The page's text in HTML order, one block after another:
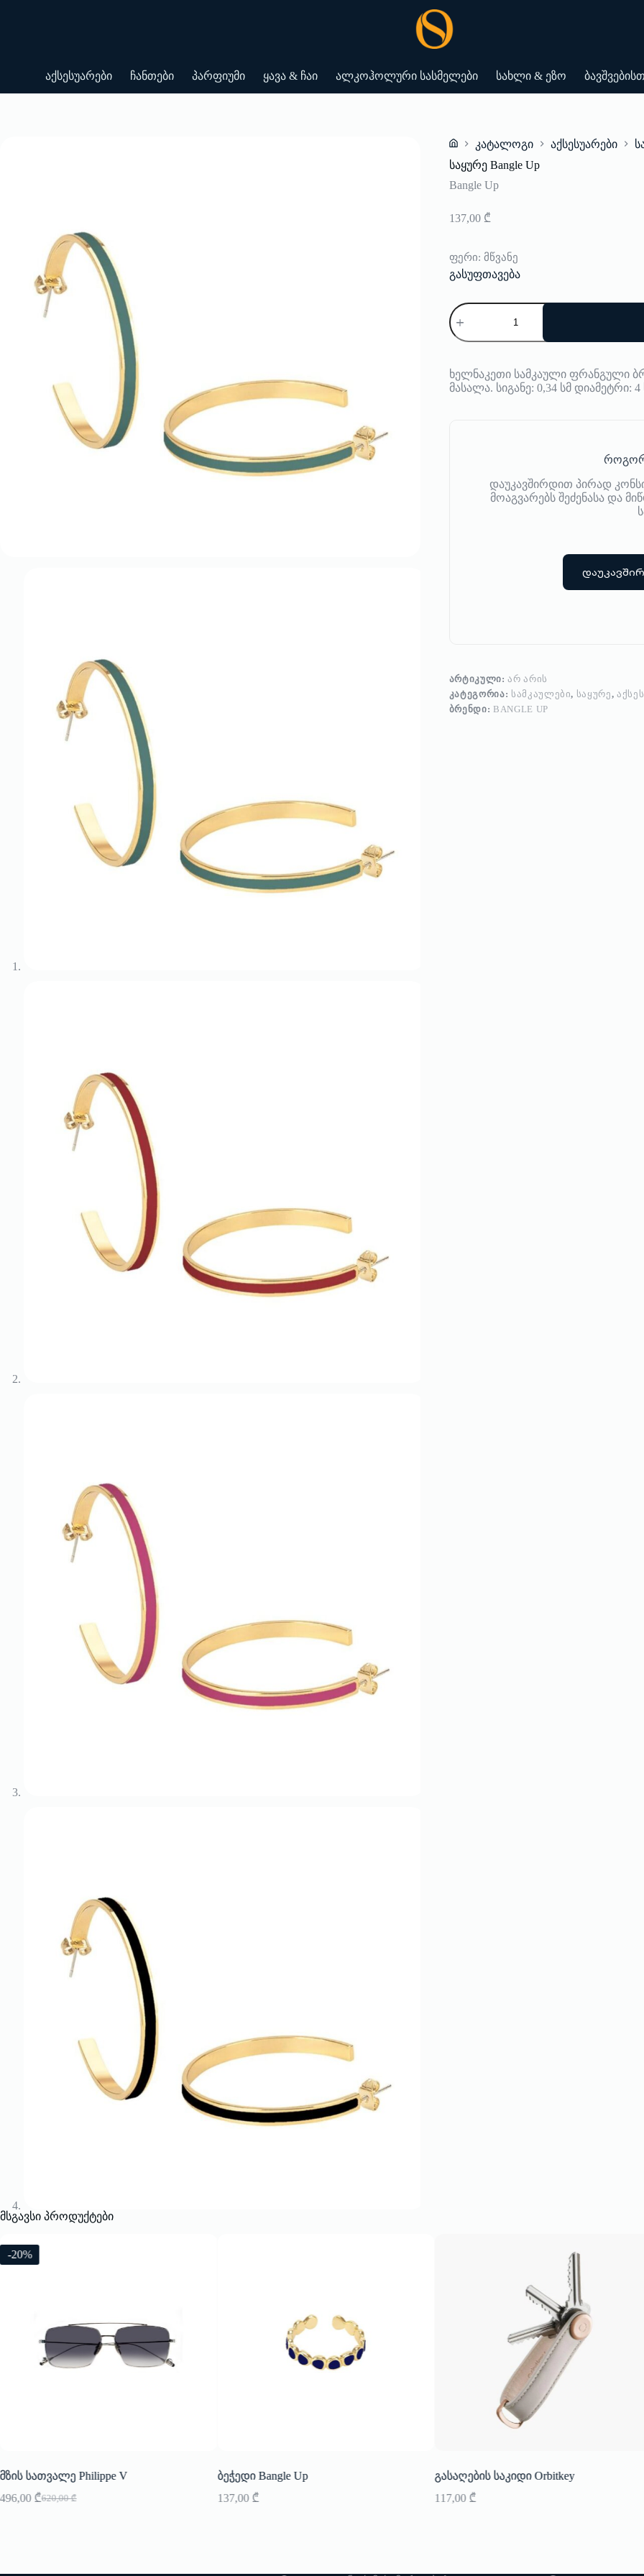
აქსესუარები ჩანთები პარფიუმი ყავა & ჩაი ალკოჰოლური სასმელები სახლი & ეზო
Home
კატალოგი აქსესუარები
საყურე Bangle Up
Bangle Up
137,00 ₾
ფერი: მწვანე
გასუფთავება
რაოდენობა:
საყურე
Bangle
ხელნაკეთი სამკაული ფრანგული
მასალა. სიგანე: 0,34 სმ დიამეტრი: 4
როგორ
დაუკავშირდით პირად
მოაგვარებს შეძენასა და
ᲐᲠᲢᲘᲙᲣᲚᲘ:ᲐᲠ ᲐᲠᲘᲡ
ᲙᲐᲢᲔᲒᲝᲠᲘᲐ: ᲡᲐᲛᲙᲐᲣᲚᲔᲑᲘ, ᲡᲐᲧᲣᲠᲔ,
ᲑᲠᲔᲜᲓᲘ: BANGLE UP
მსგავსი პროდუქტები
-20%
მზის სათვალე Philippe V
620,00₾
Original
496,00 ₾Current
ბეჭედი Bangle Up
137,00 ₾
გასაღების საკიდი Orbitkey
117,00 ₾